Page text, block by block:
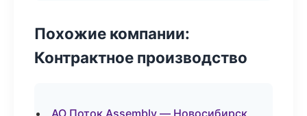
Похожие компании:
Контрактное производство
АО Поток Assembly — Новосибирск